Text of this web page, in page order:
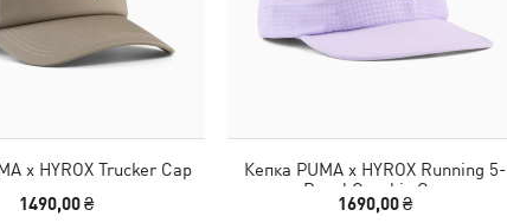
x HYROX Trucker Cap
1490,00 ₴
Кепка PUMA x HYROX Running 5-
Panel Graphic Cap
1690,00 ₴